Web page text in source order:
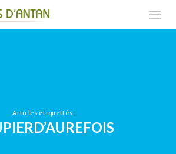
Articles étiquettés :